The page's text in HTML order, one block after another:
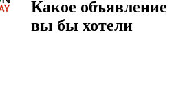
Какое объявление
вы бы хотели